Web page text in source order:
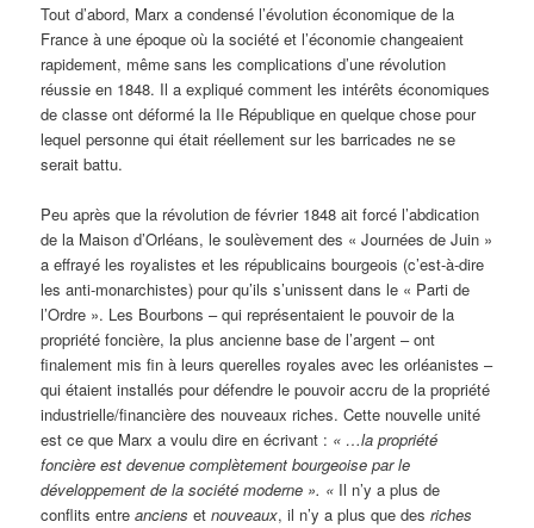
Tout d’abord, Marx a condensé l’évolution économique de la
France à une époque où la société et l’économie changeaient
rapidement, même sans les complications d’une révolution
réussie en 1848. Il a expliqué comment les intérêts économiques
de classe ont déformé la IIe République en quelque chose pour
lequel personne qui était réellement sur les barricades ne se
serait battu.
Peu après que la révolution de février 1848 ait forcé l’abdication
de la Maison d’Orléans, le soulèvement des « Journées de Juin »
a effrayé les royalistes et les républicains bourgeois (c’est-à-dire
les anti-monarchistes) pour qu’ils s’unissent dans le « Parti de
l’Ordre ». Les Bourbons – qui représentaient le pouvoir de la
propriété foncière, la plus ancienne base de l’argent – ont
finalement mis fin à leurs querelles royales avec les orléanistes –
qui étaient installés pour défendre le pouvoir accru de la propriété
industrielle/financière des nouveaux riches. Cette nouvelle unité
est ce que Marx a voulu dire en écrivant : « …la propriété
foncière est devenue complètement bourgeoise par le
développement de la société moderne ». « Il n’y a plus de
conflits entreanciens etnouveaux, il n’y a plus que desriches